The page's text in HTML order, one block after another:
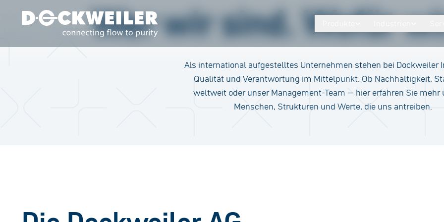
Wer wir sind. Wofür
Als international aufgestelltes Unternehmen stehen bei Dockweiler
Qualität und Verantwortung im Mittelpunkt. Ob Nachhaltigkeit,
weltweit oder unser Management-Team – hier erfahren Sie mehr
Menschen, Strukturen und Werte, die uns antreiben.